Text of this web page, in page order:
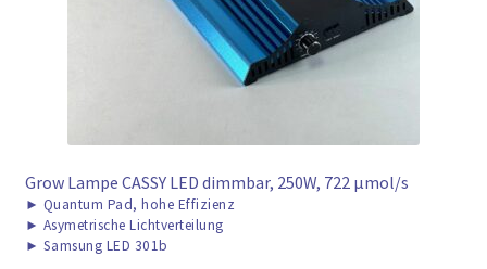
Grow Lampe CASSY LED dimmbar, 250W, 722 μmol/s
► Quantum Pad, hohe Effizienz
► Asymetrische Lichtverteilung
► Samsung LED 301b